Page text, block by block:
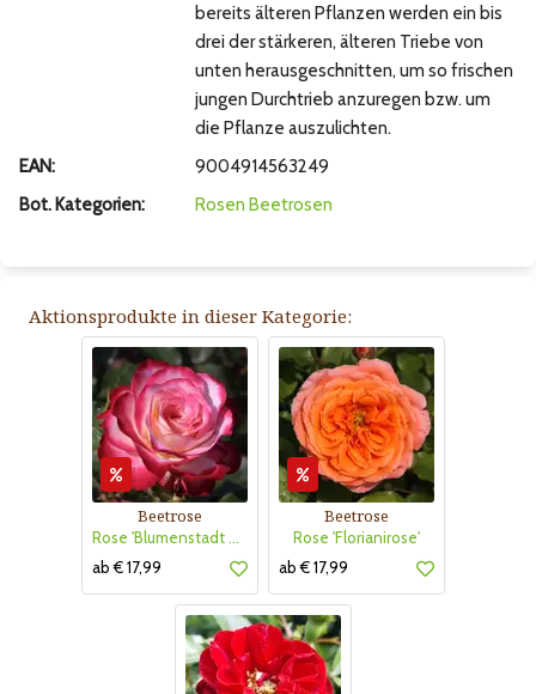
bereits älteren Pflanzen werden ein bis
drei der stärkeren, älteren Triebe von
unten herausgeschnitten, um so frischen
jungen Durchtrieb anzuregen bzw. um
die Pflanze auszulichten.
EAN:
9004914563249
Bot. Kategorien:
Rosen Beetrosen
Aktionsprodukte in dieser Kategorie:
Beetrose
Rose 'Blumenstadt Tulln'
ab € 17,99
Beetrose
Rose 'Florianirose'
ab € 17,99